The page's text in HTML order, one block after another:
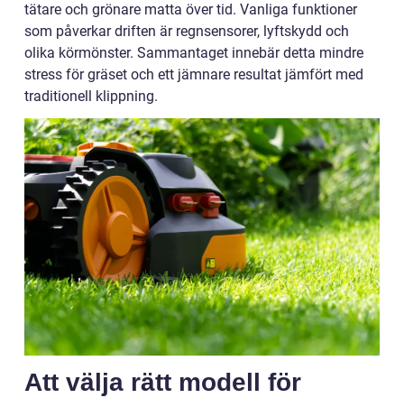
tätare och grönare matta över tid. Vanliga funktioner
som påverkar driften är regnsensorer, lyftskydd och
olika körmönster. Sammantaget innebär detta mindre
stress för gräset och ett jämnare resultat jämfört med
traditionell klippning.
Att välja rätt modell för